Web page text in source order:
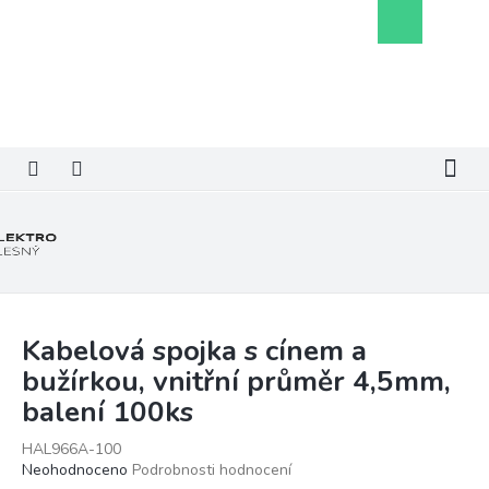
košík
Kabelová spojka s cínem a
bužírkou, vnitřní průměr 4,5mm,
balení 100ks
HAL966A-100
Průměrné
Neohodnoceno Podrobnosti hodnocení